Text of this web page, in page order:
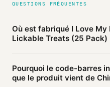
QUESTIONS FRÉQUENTES
Où est fabriqué I Love My
Lickable Treats (25
Pet Dog Yoghurt Lickable
de I Love My Pet est
Pourquoi le code-barres
que le produit vient de